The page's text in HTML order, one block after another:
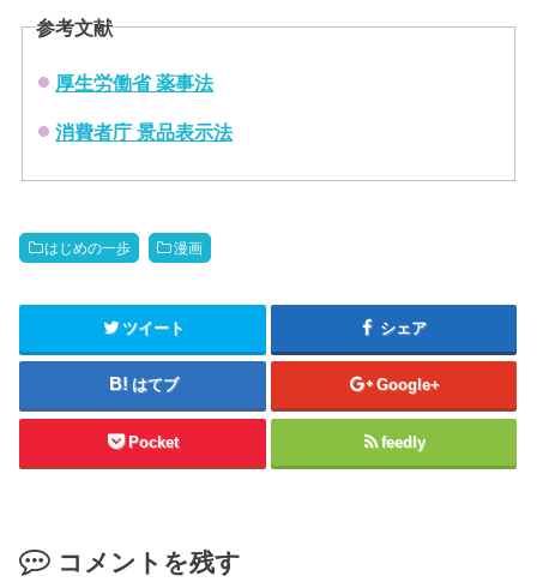
参考文献
厚生労働省 薬事法
消費者庁 景品表示法
はじめの一歩 漫画
ツイート シェア
はてブ Google+
Pocket feedly
コメントを残す